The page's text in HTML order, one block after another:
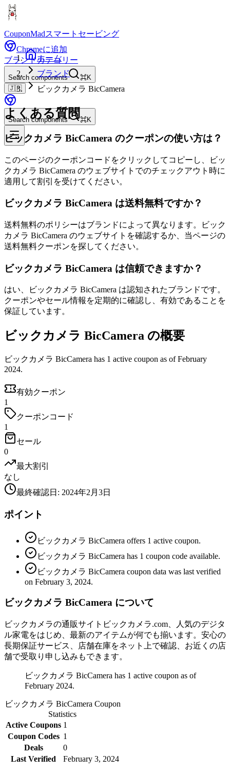
CouponMadスマートセービング
Chromeに追加
ブランドカテゴリー
Search components
⌘K
🇯🇵
Search components ⌘K
ホーム
ブランド
ビックカメラ BicCamera
よくある質問
ビックカメラ BicCamera のクーポンの使い方は？
このページのクーポンコードをクリックしてコピーし、ビッ
クカメラ BicCamera のウェブサイトでのチェックアウト時に
適用して割引を受けてください。
ビックカメラ BicCamera は送料無料ですか？
送料無料のポリシーはブランドによって異なります。ビック
カメラ BicCamera のウェブサイトを確認するか、当ページの
送料無料クーポンを探してください。
ビックカメラ BicCamera は信頼できますか？
はい、ビックカメラ BicCamera は認知されたブランドです。
クーポンやセール情報を定期的に確認し、有効であることを
保証しています。
ビックカメラ BicCamera の概要
ビックカメラ BicCamera has 1 active coupon as of February
2024.
有効クーポン
1
クーポンコード
1
セール
0
最大割引
なし
最終確認日 : 2024年2月3日
ポイント
ビックカメラ BicCamera offers 1 active coupon.
ビックカメラ BicCamera has 1 coupon code available.
ビックカメラ BicCamera coupon data was last verified
on February 3, 2024.
ビックカメラ BicCamera について
ビックカメラの通販サイトビックカメラ.com、人気のデジタ
ル家電をはじめ、最新のアイテムが何でも揃います。安心の
長期保証サービス、店舗在庫をネット上で確認、お近くの店
舗で受取り申し込みもできます。
ビックカメラ BicCamera has 1 active coupon as of
February 2024.
ビックカメラ BicCamera Coupon
Statistics
Active Coupons 1
Coupon Codes 1
Deals
0
Last Verified
February 3, 2024